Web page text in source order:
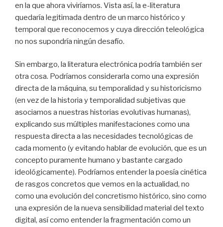
en la que ahora viviríamos. Vista así, la e-literatura
quedaría legitimada dentro de un marco histórico y
temporal que reconocemos y cuya dirección teleológica
no nos supondría ningún desafío.
Sin embargo, la literatura electrónica podría también ser
otra cosa. Podríamos considerarla como una expresión
directa de la máquina, su temporalidad y su historicismo
(en vez de la historia y temporalidad subjetivas que
asociamos a nuestras historias evolutivas humanas),
explicando sus múltiples manifestaciones como una
respuesta directa a las necesidades tecnológicas de
cada momento (y evitando hablar de evolución, que es un
concepto puramente humano y bastante cargado
ideológicamente). Podríamos entender la poesía cinética
de rasgos concretos que vemos en la actualidad, no
como una evolución del concretismo histórico, sino como
una expresión de la nueva sensibilidad material del texto
digital, así como entender la fragmentación como un